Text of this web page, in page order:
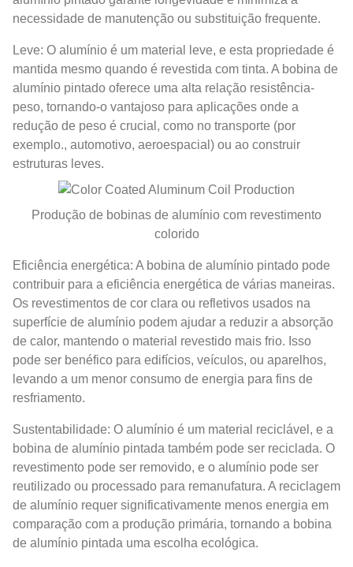
necessidade de manutenção ou substituição frequente.
Leve: O alumínio é um material leve, e esta propriedade é
mantida mesmo quando é revestida com tinta. A bobina de
alumínio pintado oferece uma alta relação resistência-
peso, tornando-o vantajoso para aplicações onde a
redução de peso é crucial, como no transporte (por
exemplo., automotivo, aeroespacial) ou ao construir
estruturas leves.
Produção de bobinas de alumínio com revestimento
colorido
Eficiência energética: A bobina de alumínio pintado pode
contribuir para a eficiência energética de várias maneiras.
Os revestimentos de cor clara ou refletivos usados ​​na
superfície de alumínio podem ajudar a reduzir a absorção
de calor, mantendo o material revestido mais frio. Isso
pode ser benéfico para edifícios, veículos, ou aparelhos,
levando a um menor consumo de energia para fins de
resfriamento.
Sustentabilidade: O alumínio é um material reciclável, e a
bobina de alumínio pintada também pode ser reciclada. O
revestimento pode ser removido, e o alumínio pode ser
reutilizado ou processado para remanufatura. A reciclagem
de alumínio requer significativamente menos energia em
comparação com a produção primária, tornando a bobina
de alumínio pintada uma escolha ecológica.